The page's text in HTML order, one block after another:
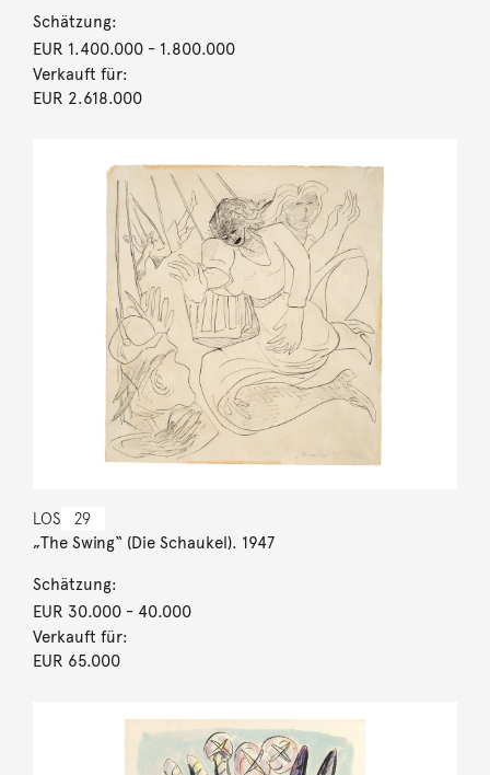
Schätzung:
EUR 1.400.000- 1.800.000
Verkauft für:
EUR 2.618.000
LOS 29
„The Swing“ (Die Schaukel). 1947
Schätzung:
EUR 30.000- 40.000
Verkauft für:
EUR 65.000